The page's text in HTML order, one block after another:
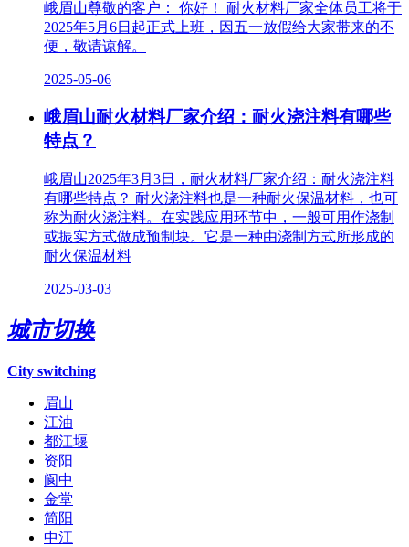
峨眉山尊敬的客户： 你好！ 耐火材料厂家全体员工将于
2025年5月6日起正式上班，因五一放假给大家带来的不
便，敬请谅解。
2025-05-06
峨眉山耐火材料厂家介绍：耐火浇注料有哪些
特点？
峨眉山2025年3月3日，耐火材料厂家介绍：耐火浇注料
有哪些特点？ 耐火浇注料也是一种耐火保温材料，也可
称为耐火浇注料。在实践应用环节中，一般可用作浇制
或振实方式做成预制块。它是一种由浇制方式所形成的
耐火保温材料
2025-03-03
城市切换
City switching
眉山
江油
都江堰
资阳
阆中
金堂
简阳
中江